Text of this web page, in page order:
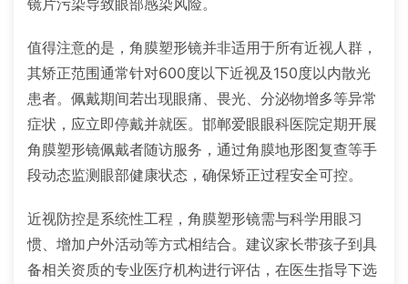
值得注意的是，角膜塑形镜并非适用于所有近视人群，
其矫正范围通常针对600度以下近视及150度以内散光
患者。佩戴期间若出现眼痛、畏光、分泌物增多等异常
症状，应立即停戴并就医。邯郸爱眼眼科医院定期开展
角膜塑形镜佩戴者随访服务，通过角膜地形图复查等手
段动态监测眼部健康状态，确保矫正过程安全可控。
近视防控是系统性工程，角膜塑形镜需与科学用眼习
惯、增加户外活动等方式相结合。建议家长带孩子到具
备相关资质的专业医疗机构进行评估，在医生指导下选